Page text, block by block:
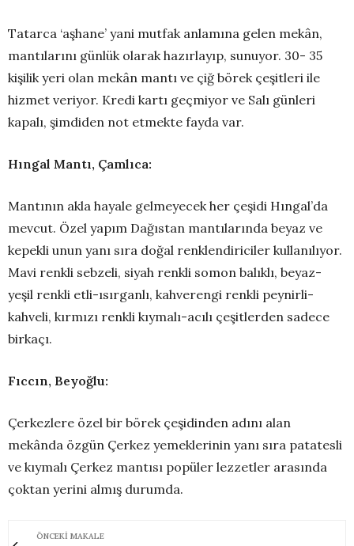
Tatarca ‘aşhane’ yani mutfak anlamına gelen mekân,
mantılarını günlük olarak hazırlayıp, sunuyor. 30- 35
kişilik yeri olan mekân mantı ve çiğ börek çeşitleri ile
hizmet veriyor. Kredi kartı geçmiyor ve Salı günleri
kapalı, şimdiden not etmekte fayda var.
Hıngal Mantı, Çamlıca:
Mantının akla hayale gelmeyecek her çeşidi Hıngal’da
mevcut. Özel yapım Dağıstan mantılarında beyaz ve
kepekli unun yanı sıra doğal renklendiriciler kullanılıyor.
Mavi renkli sebzeli, siyah renkli somon balıklı, beyaz-
yeşil renkli etli-ısırganlı, kahverengi renkli peynirli-
kahveli, kırmızı renkli kıymalı-acılı çeşitlerden sadece
birkaçı.
Fıccın, Beyoğlu:
Çerkezlere özel bir börek çeşidinden adını alan
mekânda özgün Çerkez yemeklerinin yanı sıra patatesli
ve kıymalı Çerkez mantısı popüler lezzetler arasında
çoktan yerini almış durumda.
ÖNCEKI MAKALE